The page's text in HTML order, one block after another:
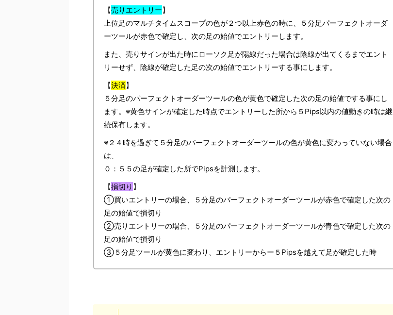
【売りエントリー】
上位足のマルチタイムスコープの色が２つ以上赤色の時に、５分足パーフェクトオーダ
ーツールが赤色で確定し、次の足の始値でエントリーします。
また、売りサインが出た時にローソク足が陽線だった場合は陰線が出てくるまでエント
リーせず、陰線が確定した足の次の始値でエントリーする事にします。
【決済】
５分足のパーフェクトオーダーツールの色が黄色で確定した次の足の始値でする事にし
ます。※黄色サインが確定した時点でエントリーした所から５Pips以内の値動きの時は継
続保有します。
※２４時を過ぎて５分足のパーフェクトオーダーツールの色が黄色に変わっていない場合
は、
０：５５の足が確定した所でPipsを計測します。
【損切り 】
①買いエントリーの場合、５分足のパーフェクトオーダーツールが赤色で確定した次の
足の始値で損切り
②売りエントリーの場合、５分足のパーフェクトオーダーツールが青色で確定した次の
足の始値で損切り
③５分足ツールが黄色に変わり、エントリーからー５Pipsを越えて足が確定した時